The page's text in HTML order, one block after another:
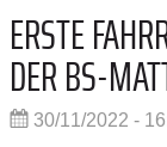
ERSTE
DER BS-
30/11/2022 -